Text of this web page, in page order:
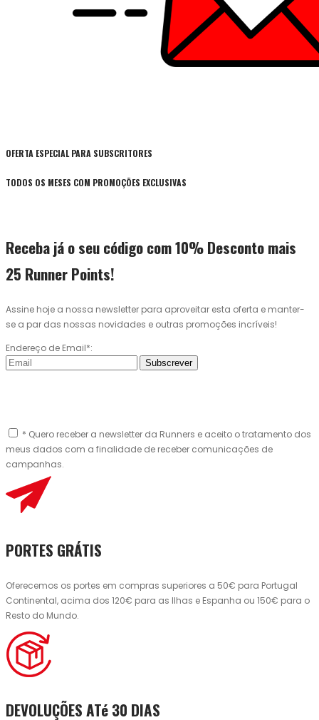
OFERTA ESPECIAL PARA SUBSCRITORES
TODOS OS MESES COM PROMOÇÕES EXCLUSIVAS
Receba já o seu código com 10% Desconto mais
25 Runner Points!
Assine hoje a nossa newsletter para aproveitar esta oferta e manter-
se a par das nossas novidades e outras promoções incríveis!
Endereço de Email*:
Subscrever
* Quero receber a newsletter da Runners e aceito o tratamento dos
meus dados com a finalidade de receber comunicações de
campanhas.
PORTES GRÁTIS
Oferecemos os portes em compras superiores a 50€ para Portugal
Continental, acima dos 120€ para as Ilhas e Espanha ou 150€ para o
Resto do Mundo.
DEVOLUÇÕES ATé 30 DIAS